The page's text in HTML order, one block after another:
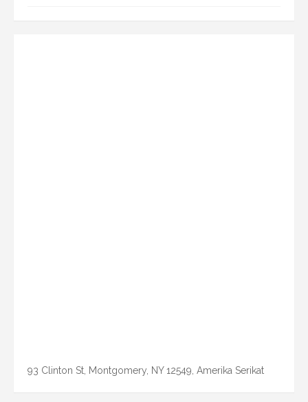
93 Clinton St, Montgomery, NY 12549, Amerika Serikat